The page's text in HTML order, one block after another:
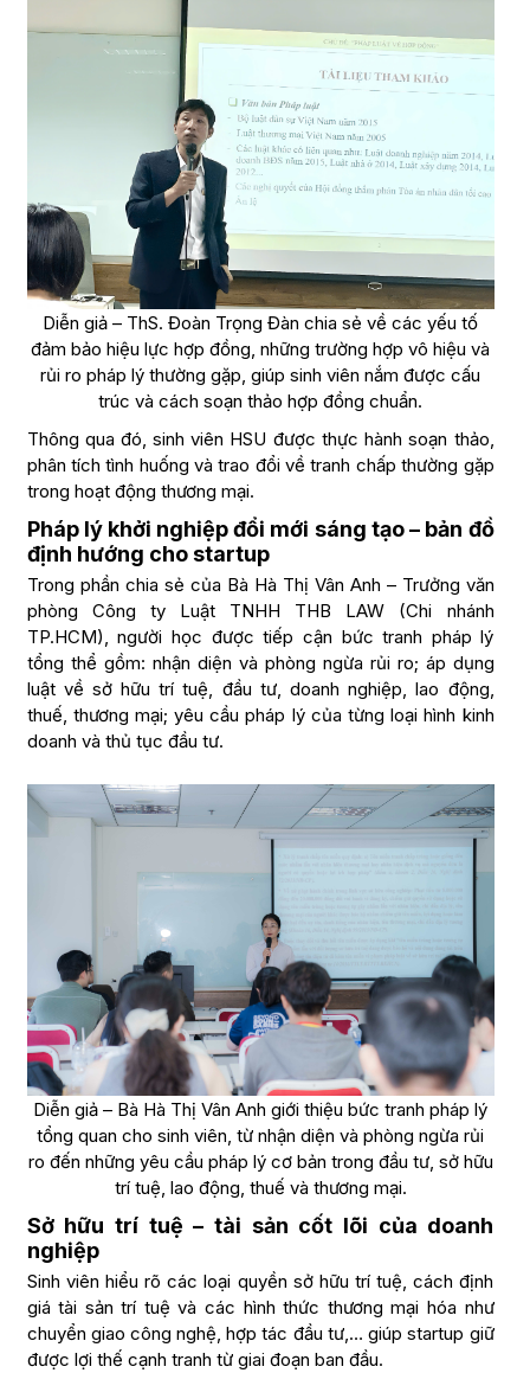
Diễn giả – ThS. Đoàn Trọng Đàn chia sẻ về các yếu tố
đảm bảo hiệu lực hợp đồng, những trường hợp vô hiệu và
rủi ro pháp lý thường gặp, giúp sinh viên nắm được cấu
trúc và cách soạn thảo hợp đồng chuẩn.
Thông qua đó, sinh viên HSU được thực hành soạn thảo,
phân tích tình huống và trao đổi về tranh chấp thường gặp
trong hoạt động thương mại.
Pháp lý khởi nghiệp đổi mới sáng tạo – bản đồ
định hướng cho startup
Trong phần chia sẻ của Bà Hà Thị Vân Anh – Trưởng văn
phòng Công ty Luật TNHH THB LAW (Chi nhánh
TP.HCM), người học được tiếp cận bức tranh pháp lý
tổng thể gồm: nhận diện và phòng ngừa rủi ro; áp dụng
luật về sở hữu trí tuệ, đầu tư, doanh nghiệp, lao động,
thuế, thương mại; yêu cầu pháp lý của từng loại hình kinh
doanh và thủ tục đầu tư.
Diễn giả – Bà Hà Thị Vân Anh giới thiệu bức tranh pháp lý
tổng quan cho sinh viên, từ nhận diện và phòng ngừa rủi
ro đến những yêu cầu pháp lý cơ bản trong đầu tư, sở hữu
trí tuệ, lao động, thuế và thương mại.
Sở hữu trí tuệ – tài sản cốt lõi của doanh
nghiệp
Sinh viên hiểu rõ các loại quyền sở hữu trí tuệ, cách định
giá tài sản trí tuệ và các hình thức thương mại hóa như
chuyển giao công nghệ, hợp tác đầu tư,… giúp startup giữ
được lợi thế cạnh tranh từ giai đoạn ban đầu.